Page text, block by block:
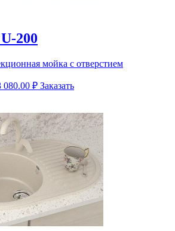
200
мойка с отверстием
080.00 ₽ Заказать